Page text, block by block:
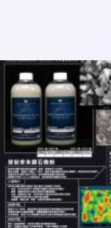
价
格
范
围：
¥358.37
¥477.82
本
产
品
有
多
种
变
体。
可
在
产